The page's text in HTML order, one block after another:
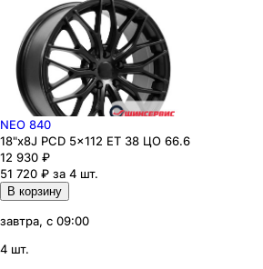
NEO 840
18"x8J PCD 5x112 ЕТ 38 ЦО 66.6
12 930 ₽
51 720 ₽ за 4 шт.
В корзину
завтра, с 09:00
4 шт.